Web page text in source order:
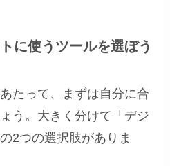
に使うツールを選ぼう
たって、まずは自分に合
う。大きく分けて「デジ
2つの選択肢がありま